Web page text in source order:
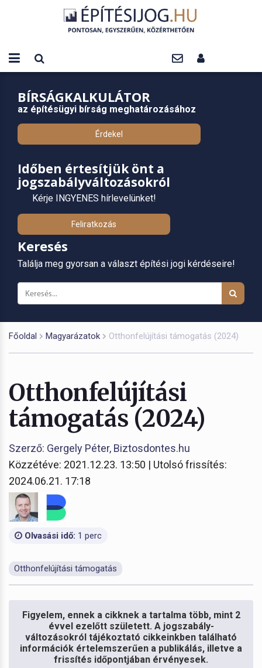
BÍRSÁGKALKULÁTOR
az építésügyi bírság meghatározásához
Érdekel
Időben értesítjük önt a
jogszabályváltozásokról
Kérje INGYENES hírlevelünket!
Feliratkozás
Keresés
Találja meg gyorsan a választ építési jogi kérdéseire!
Főoldal Magyarázatok Otthonfelújítási támogatás (2024)
Otthonfelújítási
támogatás (2024)
Szerző: Gergely Péter, Biztosdontes.hu
Közzétéve: 2021.12.23. 13:50 | Utolsó frissítés:
2024.06.21. 17:18
Olvasási idő: 1 perc
Otthonfelújítási támogatás
Figyelem, ennek a cikknek a tartalma több, mint 2
évvel ezelőtt született. A jogszabály-
változásokról tájékoztató cikkeinkben található
információk értelemszerűen a publikálás, illetve a
frissítés időpontjában érvényesek.